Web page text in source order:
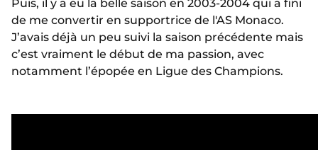
Puis, il y a eu la belle saison en 2003-2004 qui a fini
de me convertir en supportrice de l'AS Monaco.
J’avais déjà un peu suivi la saison précédente mais
c’est vraiment le début de ma passion, avec
notamment l’épopée en Ligue des Champions.